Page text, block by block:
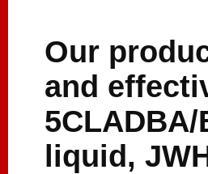
Our
and
liquid,